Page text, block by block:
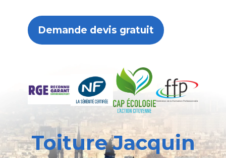
Demande devis gratuit
Toiture Jacquin